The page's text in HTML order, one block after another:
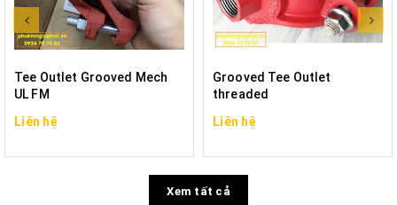
Tee Outlet Grooved Mech
UL FM
Liên hệ
Grooved Tee Outlet
threaded
Liên hệ
Xem tất cả